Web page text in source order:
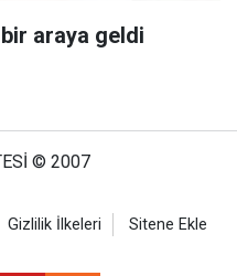
bir araya geldi
© 2007
Gizlilik İlkeleri Sitene Ekle